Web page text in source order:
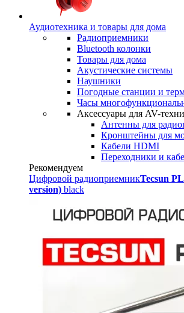
Аудиотехника и товары для дома
Радиоприемники
Bluetooth колонки
Товары для дома
Акустические системы
Наушники
Погодные станции и
Часы
Аксессуары для AV-
Антенны для
Кронштейны для
Кабели HDMI
Переходники и
Рекомендуем
Цифровой радиоприемникTecsun
version) black